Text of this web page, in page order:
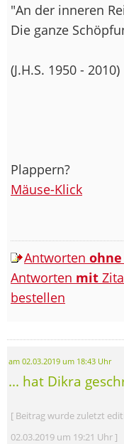
"An der inneren
Die ganze
(J.H.S. 1950 - 2010)
Plappern?
Mäuse-Klick
Antworten ohne
Antworten mit
bestellen
am 02.03.2019 um 18:43 Uhr
... hat Dikra
[ Beitrag wurde zuletzt
02.03.2019 um 19:21 Uhr ]